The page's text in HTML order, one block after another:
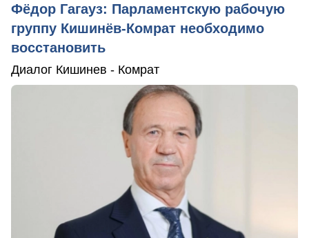
Фёдор Гагауз: Парламентскую рабочую
группу Кишинёв-Комрат необходимо
восстановить
Диалог Кишинев - Комрат